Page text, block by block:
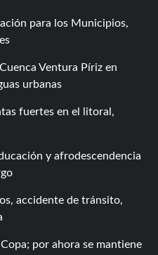
para los Municipios,
Ventura Píriz en
urbanas
fuertes en el litoral,
y afrodescendencia
accidente de tránsito,
por ahora se mantiene